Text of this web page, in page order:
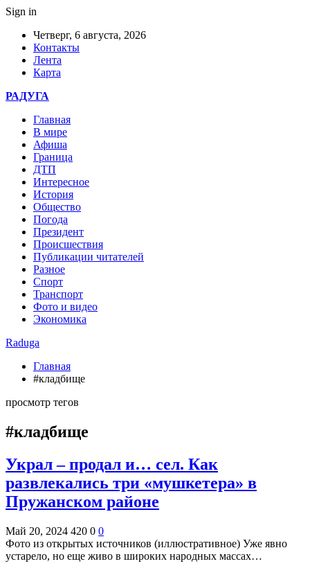
Sign in
Четверг, 6 августа, 2026
Контакты
Лента
Карта
РАДУГА
Главная
В мире
Афиша
Граница
ДТП
Интересное
История
Общество
Погода
Президент
Происшествия
Публикации читателей
Разное
Спорт
Транспорт
Фото и видео
Экономика
Raduga
Главная
#кладбище
просмотр тегов
#кладбище
Украл – продал и… сел. Как
развлекались три «мушкетера» в
Пружанском районе
Май 20, 2024 420 0 0
Фото из открытых источников (иллюстративное) Уже явно
устарело, но еще живо в широких народных массах…